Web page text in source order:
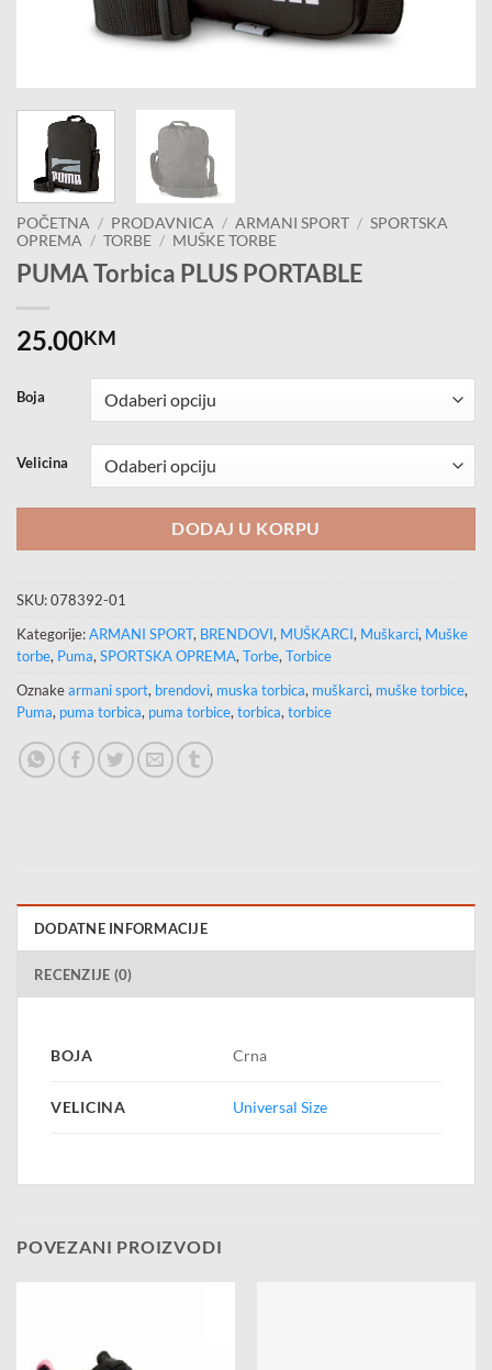
POČETNA / PRODAVNICA / ARMANI SPORT / SPORTSKA
OPREMA / TORBE / MUŠKE TORBE
PUMA Torbica PLUS PORTABLE
25.00KM
Boja
Velicina
DODAJ U KORPU
SKU:078392-01
Kategorije:ARMANI SPORT, BRENDOVI, MUŠKARCI, Muškarci, Muške
torbe, Puma, SPORTSKA OPREMA, Torbe, Torbice
Oznakearmani sport, brendovi, muska torbica, muškarci, muške torbice,
Puma, puma torbica, puma torbice, torbica, torbice
DODATNE INFORMACIJE
RECENZIJE (0)
BOJA Crna
VELICINA Universal Size
POVEZANI PROIZVODI